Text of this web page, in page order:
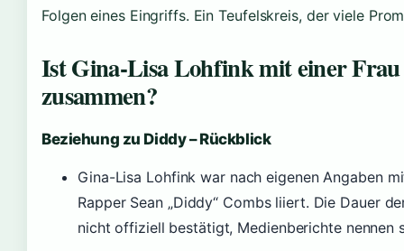
Folgen eines Eingriffs. Ein Teufelskreis, der viele
Ist Gina-Lisa Lohfink mit einer Frau
zusammen?
Beziehung zu Diddy – Rückblick
Gina-Lisa Lohfink war nach eigenen Angaben
Rapper Sean „Diddy“ Combs liiert. Die Dauer
nicht offiziell bestätigt, Medienberichte nennen